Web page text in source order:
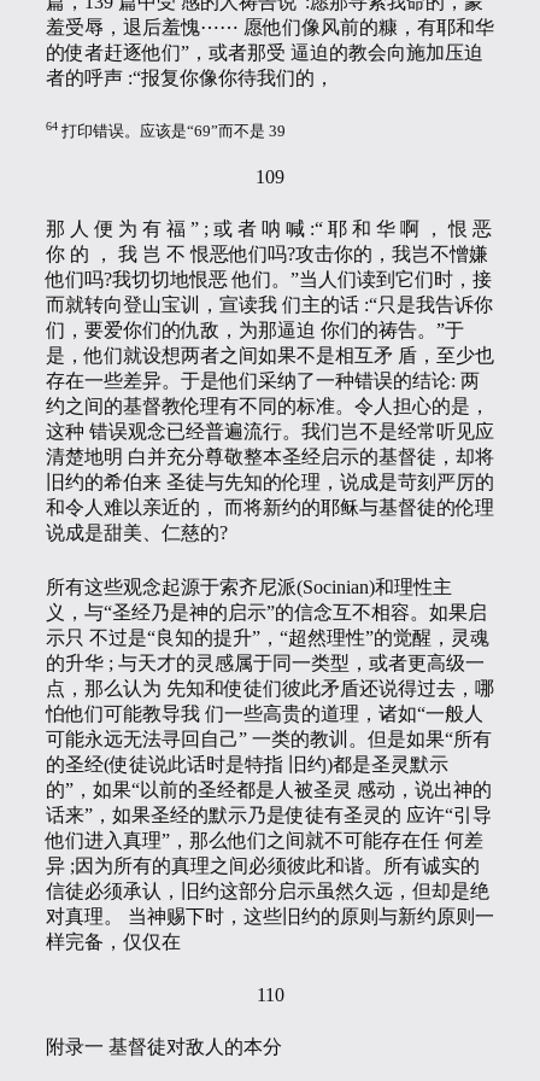
羞受辱，退后羞愧⋯⋯ 愿他们像风前的糠，有耶和华
的使者赶逐他们”，或者那受 逼迫的教会向施加压迫
者的呼声 :“报复你像你待我们的，
64 打印错误。应该是“69”而不是 39
109
那 人 便 为 有 福 ” ; 或 者 呐 喊 :“ 耶 和 华 啊 ， 恨 恶
你 的 ， 我 岂 不 恨恶他们吗?攻击你的，我岂不憎嫌
他们吗?我切切地恨恶 他们。”当人们读到它们时，接
而就转向登山宝训，宣读我 们主的话 :“只是我告诉你
们，要爱你们的仇敌，为那逼迫 你们的祷告。”于
是，他们就设想两者之间如果不是相互矛 盾，至少也
存在一些差异。于是他们采纳了一种错误的结论: 两
约之间的基督教伦理有不同的标准。令人担心的是，
这种 错误观念已经普遍流行。我们岂不是经常听见应
清楚地明 白并充分尊敬整本圣经启示的基督徒，却将
旧约的希伯来 圣徒与先知的伦理，说成是苛刻严厉的
和令人难以亲近的， 而将新约的耶稣与基督徒的伦理
说成是甜美、仁慈的?
所有这些观念起源于索齐尼派(Socinian)和理性主
义，与“圣经乃是神的启示”的信念互不相容。如果启
示只 不过是“良知的提升”，“超然理性”的觉醒，灵魂
的升华 ; 与天才的灵感属于同一类型，或者更高级一
点，那么认为 先知和使徒们彼此矛盾还说得过去，哪
怕他们可能教导我 们一些高贵的道理，诸如“一般人
可能永远无法寻回自己” 一类的教训。但是如果“所有
的圣经(使徒说此话时是特指 旧约)都是圣灵默示
的”，如果“以前的圣经都是人被圣灵 感动，说出神的
话来”，如果圣经的默示乃是使徒有圣灵的 应许“引导
他们进入真理”，那么他们之间就不可能存在任 何差
异 ;因为所有的真理之间必须彼此和谐。所有诚实的
信徒必须承认，旧约这部分启示虽然久远，但却是绝
对真理。 当神赐下时，这些旧约的原则与新约原则一
样完备，仅仅在
110
附录一 基督徒对敌人的本分